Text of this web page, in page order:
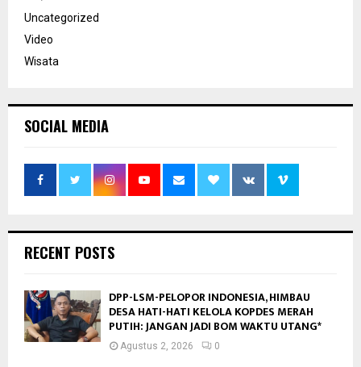
Uncategorized
Video
Wisata
SOCIAL MEDIA
RECENT POSTS
DPP-LSM-PELOPOR INDONESIA, HIMBAU
DESA HATI-HATI KELOLA KOPDES MERAH
PUTIH: JANGAN JADI BOM WAKTU UTANG*
Agustus 2, 2026 0